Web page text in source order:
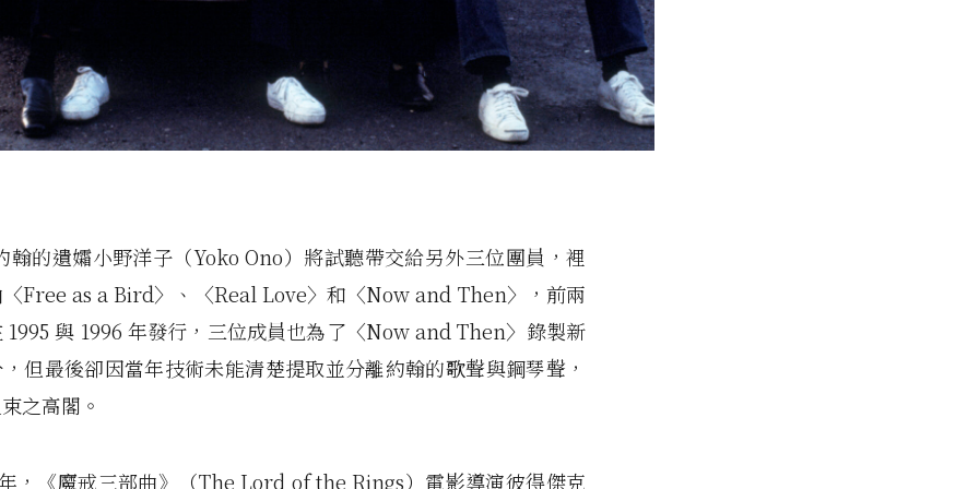
翰的遺孀小野洋子（Yoko Ono）將試聽帶交給另外三位團員，裡
Free as a Bird〉、〈Real Love〉和〈Now and Then〉，前兩
1995 與 1996 年發行，三位成員也為了〈Now and Then〉錄製新
但最後卻因當年技術未能清楚提取並分離約翰的歌聲與鋼琴聲，
之高閣。
，《魔戒三部曲》（The Lord of the Rings）電影導演彼得傑克